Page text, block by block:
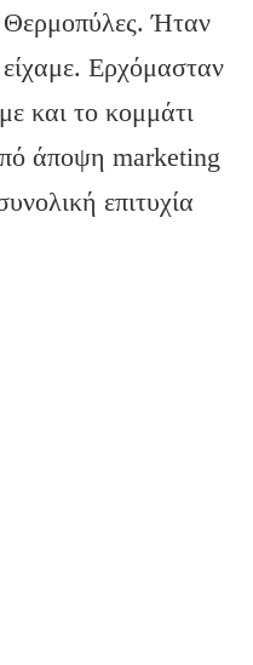
Θερμοπύλες. Ήταν
Ερχόμασταν
και το κομμάτι
άποψη marketing
επιτυχία